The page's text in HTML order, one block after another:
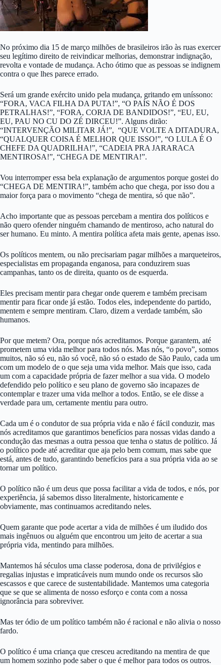
No próximo dia 15 de março milhões de brasileiros irão às ruas exercer
seu legítimo direito de reivindicar melhorias, demonstrar indignação,
revolta e vontade de mudança. Acho ótimo que as pessoas se indignem
contra o que lhes parece errado.
Será um grande exército unido pela mudança, gritando em uníssono:
“FORA, VACA FILHA DA PUTA!”, “O PAÍS NÃO É DOS
PETRALHAS!”, “FORA, CORJA DE BANDIDOS!”, “EU, EU,
EU, PAU NO CU DO ZÉ DIRCEU!”. Alguns dirão:
“INTERVENÇÃO MILITAR JÁ!”, “QUE VOLTE A DITADURA,
“QUALQUER COISA É MELHOR QUE ISSO!”, “O LULA É O
CHEFE DA QUADRILHA!”, “CADEIA PRA JARARACA
MENTIROSA!”, “CHEGA DE MENTIRA!”.
Vou interromper essa bela explanação de argumentos porque gostei do
“CHEGA DE MENTIRA!”, também acho que chega, por isso dou a
maior força para o movimento “chega de mentira, só que não”.
Acho importante que as pessoas percebam a mentira dos políticos e
não quero ofender ninguém chamando de mentiroso, acho natural do
ser humano. Eu minto. A mentira política afeta mais gente, apenas isso.
Os políticos mentem, ou não precisariam pagar milhões a marqueteiros,
especialistas em propaganda enganosa, para conduzirem suas
campanhas, tanto os de direita, quanto os de esquerda.
Eles precisam mentir para chegar onde querem e também precisam
mentir para ficar onde já estão. Todos eles, independente do partido,
mentem e sempre mentiram. Claro, dizem a verdade também, são
humanos.
Por que metem? Ora, porque nós acreditamos. Porque garantem, até
prometem uma vida melhor para todos nós. Mas nós, “o povo”, somos
muitos, não só eu, não só você, não só o estado de São Paulo, cada um
com um modelo de o que seja uma vida melhor. Mais que isso, cada
um com a capacidade própria de fazer melhor a sua vida. O modelo
defendido pelo político e seu plano de governo são incapazes de
contemplar e trazer uma vida melhor a todos. Então, se ele disse a
verdade para um, certamente mentiu para outro.
Cada um é o condutor de sua própria vida e não é fácil conduzir, mas
nós acreditamos que garantimos benefícios para nossas vidas dando a
condução das mesmas a outra pessoa que tenha o status de político. Já
o político pode até acreditar que aja pelo bem comum, mas sabe que
está, antes de tudo, garantindo benefícios para a sua própria vida ao se
tornar um político.
O político não é um deus que possa facilitar a vida de todos, e nós, por
experiência, já sabemos disso literalmente, historicamente e
obviamente, mas continuamos acreditando neles.
Quem garante que pode acertar a vida de milhões é um iludido dos
mais ingênuos ou alguém que encontrou um jeito de acertar a sua
própria vida, mentindo para milhões.
Mantemos há séculos uma classe poderosa, dona de privilégios e
regalias injustas e impraticáveis num mundo onde os recursos são
escassos e que carece de sustentabilidade. Mantemos uma categoria
que se que se alimenta de nosso esforço e conta com a nossa
ignorância para sobreviver.
Mas ter ódio de um político também não é racional e não alivia o nosso
fardo.
O político é uma criança que cresceu acreditando na mentira de que
um homem sozinho pode saber o que é melhor para todos os outros.